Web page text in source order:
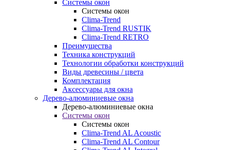
Системы окон
Системы окон
Clima-Trend
Clima-Trend RUSTIK
Clima-Trend RETRO
Преимущества
Техника конструкций
Технологии обработки конструкций
Виды древесины / цвета
Комплектация
Аксессуары для окна
Дерево-алюминиевые окна
Дерево-алюминиевые окна
Системы окон
Системы окон
Clima-Trend AL Acoustic
Clima-Trend AL Contour